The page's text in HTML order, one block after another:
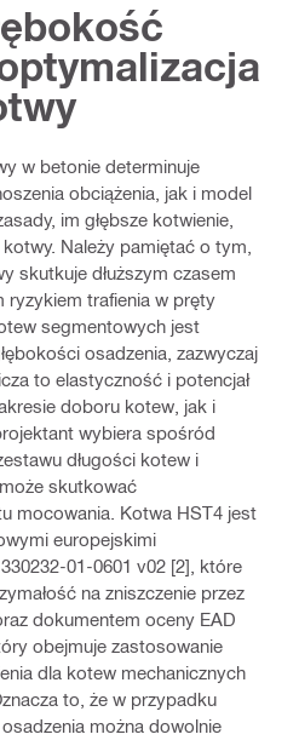
w betonie determinuje
obciążenia, jak i model
im głębsze kotwienie,
Należy pamiętać o tym,
skutkuje dłuższym czasem
ryzykiem trafienia w pręty
segmentowych jest
osadzenia, zazwyczaj
to elastyczność i potencjał
doboru kotew, jak i
wybiera spośród
długości kotew i
skutkować
mocowania. Kotwa HST4 jest
europejskimi
01-0601 v02 [2], które
na zniszczenie przez
dokumentem oceny EAD
obejmuje zastosowanie
dla kotew mechanicznych
to, że w przypadku
można dowolnie